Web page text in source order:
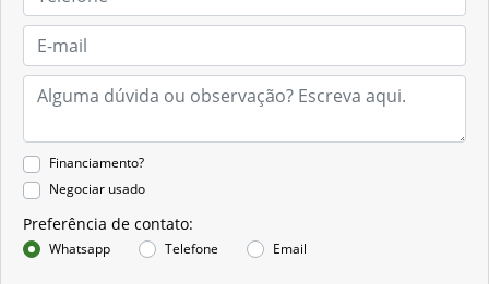
Financiamento?
Negociar usado
Preferência de contato:
Whatsapp Telefone Email